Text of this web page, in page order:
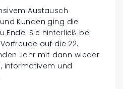
Austausch
Kunden ging die
Ende. Sie hinterließ bei
auf die 22.
Jahr mit dann wieder
informativem und